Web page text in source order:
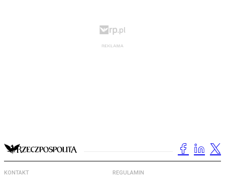
KONTAKT REGULAMIN